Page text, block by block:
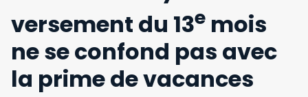
versement du 13e mois
ne se confond pas avec
la prime de vacances